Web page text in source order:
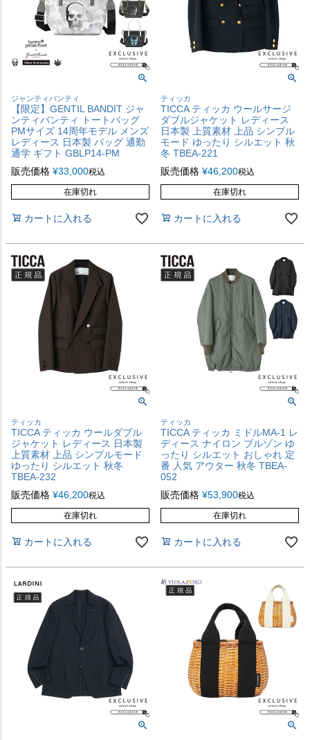
ジャンティバンティ
【限定】GENTIL BANDIT ジャ
ンティバンティ トートバッグ
PMサイズ 14周年モデル メンズ
レディース 日本製 バッグ 通勤
通学 ギフト GBLP14-PM
販売価格 ¥33,000税込
在庫切れ
カートに入れる
ティッカ
TICCA ティッカ ウールサージ
ダブルジャケット レディース
日本製 上質素材 上品 シンプル
モード ゆったり シルエット 秋
冬 TBEA-221
販売価格 ¥46,200税込
在庫切れ
カートに入れる
ティッカ
TICCA ティッカ ウールダブル
ジャケット レディース 日本製
上質素材 上品 シンプルモード
ゆったり シルエット 秋冬
TBEA-232
販売価格 ¥46,200税込
在庫切れ
カートに入れる
ティッカ
TICCA ティッカ ミドルMA-1 レ
ディース ナイロン ブルゾン ゆ
ったり シルエット おしゃれ 定
番 人気 アウター 秋冬 TBEA-
052
販売価格 ¥53,900税込
在庫切れ
カートに入れる